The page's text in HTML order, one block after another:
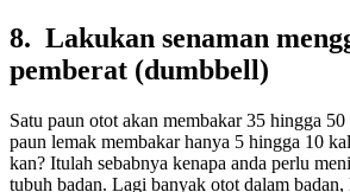
8. Lakukan senaman
pemberat (dumbbell)
Satu paun otot akan membakar 35 hingga
paun lemak membakar hanya 5 hingga 10
kan? Itulah sebabnya kenapa anda perlu
tubuh badan. Lagi banyak otot dalam